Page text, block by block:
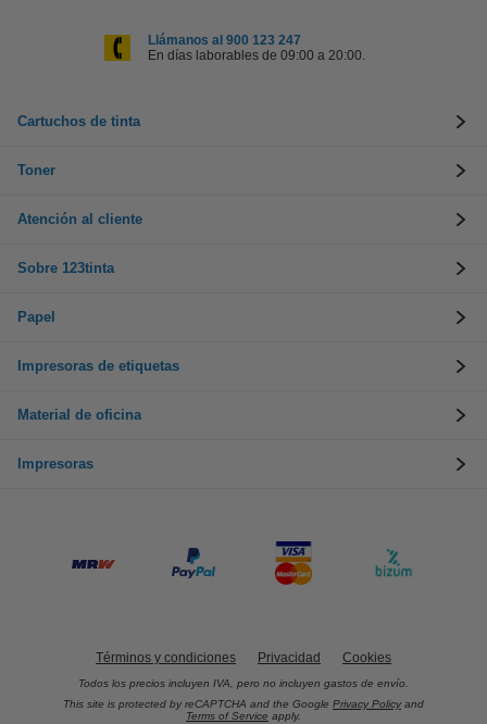
Llámanos al 900 123 247
En días laborables de 09:00 a 20:00.
Cartuchos de tinta
Toner
Atención al cliente
Sobre 123tinta
Papel
Impresoras de etiquetas
Material de oficina
Impresoras
Términos y condiciones Privacidad Cookies
Todos los precios incluyen IVA, pero no incluyen gastos de envío.
This site is protected by reCAPTCHA and the Google Privacy Policy and
Terms of Service apply.